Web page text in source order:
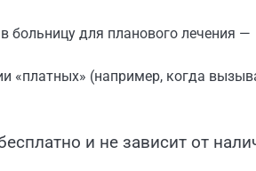
больницу для планового лечения —
«платных» (например, когда
и не зависит от